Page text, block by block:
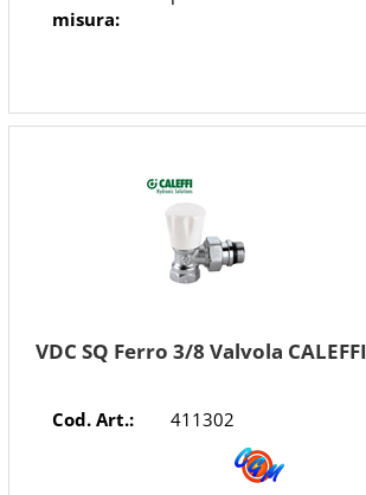
misura:
VDC SQ Ferro 3/8 Valvola CALEFFI
Cod. Art.: 411302